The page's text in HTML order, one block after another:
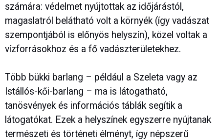
számára: védelmet nyújtottak az időjárástól,
magaslatról belátható volt a környék (így vadászat
szempontjából is előnyös helyszín), közel voltak a
vízforrásokhoz és a fő vadászterületekhez.
Több bükki barlang – például a Szeleta vagy az
Istállós-kői-barlang – ma is látogatható,
tanösvények és információs táblák segítik a
látogatókat. Ezek a helyszínek egyszerre nyújtanak
természeti és történeti élményt, így népszerű